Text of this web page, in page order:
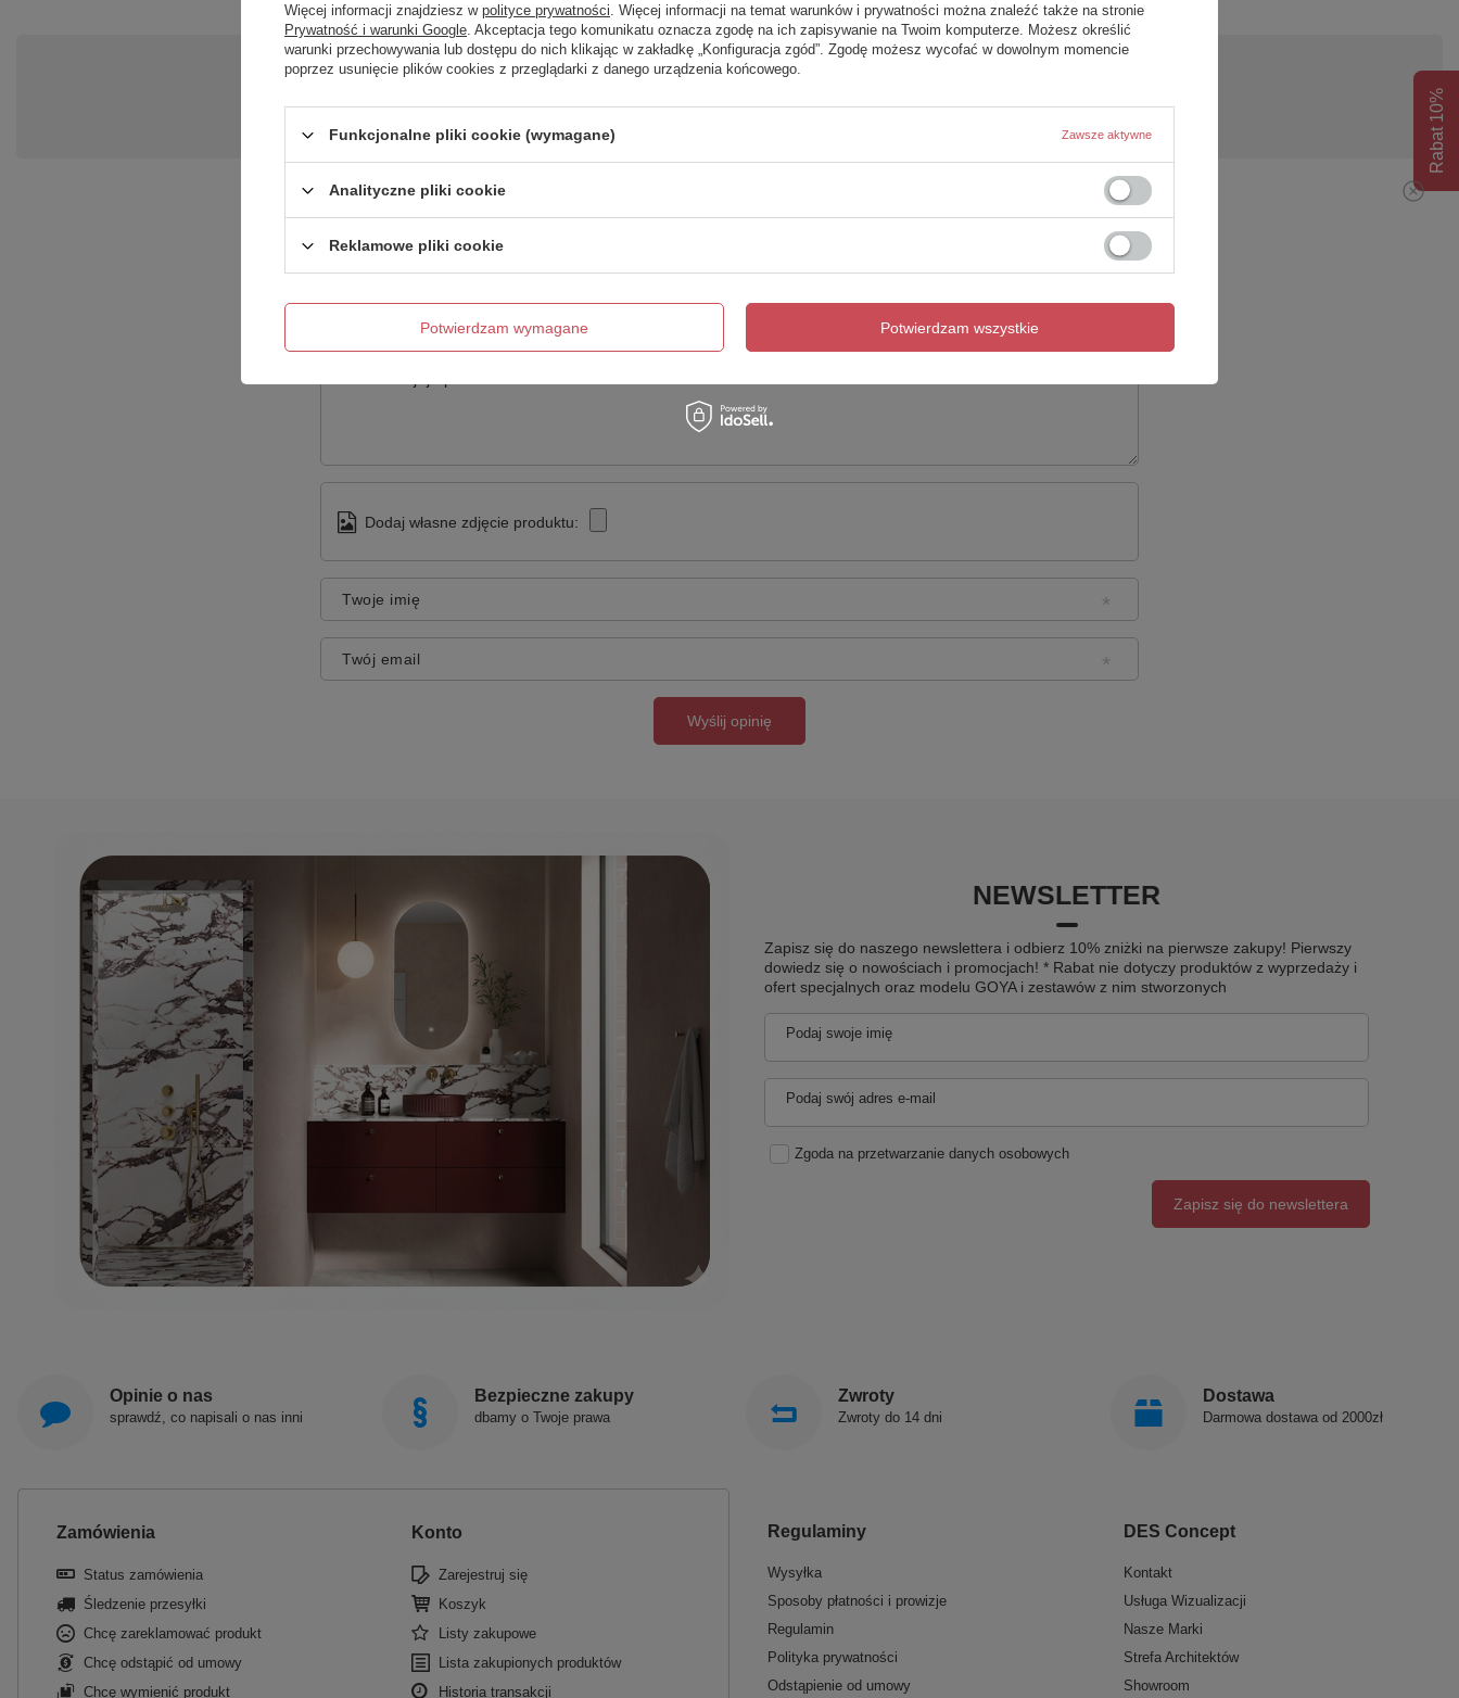
Potrzebujesz pomocy? Masz pytania?
Zadaj pytanie a my odpowiemy niezwłocznie, najciekawsze pytania i odpowiedzi publikując dla
Napisz swoją opinię
5/5
Dodaj własne zdjęcie produktu:
Twoje imię
Twój email
Wyślij opinię
NEWSLETTER
Zapisz się do naszego newslettera i odbierz 10% zniżki na pierwsze zakupy! Pierwszy
dowiedz się o nowościach i promocjach! * Rabat nie dotyczy produktów z wyprzedaży i
ofert specjalnych oraz modelu GOYA i zestawów z nim stworzonych
Podaj swoje imię
Podaj swój adres e-mail
Zgoda na przetwarzanie danych osobowych
Zapisz się do newslettera
Opinie o nas
sprawdź, co napisali o nas inni
Bezpieczne zakupy
dbamy o Twoje prawa
Zwroty
Zwroty do 14 dni
Dostawa
Darmowa dostawa od 2000zł
Zamówienia
Status zamówienia
Śledzenie przesyłki
Chcę zareklamować produkt
Chcę odstąpić od umowy
Chcę wymienić produkt
Konto
Zarejestruj się
Koszyk
Listy zakupowe
Lista zakupionych produktów
Historia transakcji
Regulaminy
Wysyłka
Sposoby płatności i prowizje
Regulamin
Polityka prywatności
Odstąpienie od umowy
DES Concept
Kontakt
Usługa Wizualizacji
Nasze Marki
Strefa Architektów
Showroom
Rabat 10%
Więcej informacji znajdziesz w polityce prywatności. Więcej informacji na temat warunków i prywatności można znaleźć także na stronie
Prywatność i warunki Google. Akceptacja tego komunikatu oznacza zgodę na ich zapisywanie na Twoim komputerze. Możesz określić
warunki przechowywania lub dostępu do nich klikając w zakładkę „Konfiguracja zgód”. Zgodę możesz wycofać w dowolnym momencie
poprzez usunięcie plików cookies z przeglądarki z danego urządzenia końcowego.
Funkcjonalne pliki cookie (wymagane) Zawsze aktywne
Analityczne pliki cookie
Reklamowe pliki cookie
Potwierdzam wymagane Potwierdzam wszystkie